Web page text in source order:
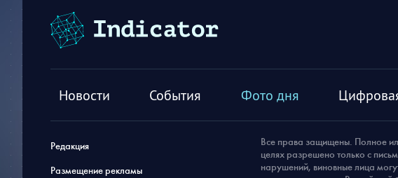
Новости События Фото дня
Редакция
Размещение рекламы
Все права защищены. Полное
целях разрешено только с
нарушений, виновные лица